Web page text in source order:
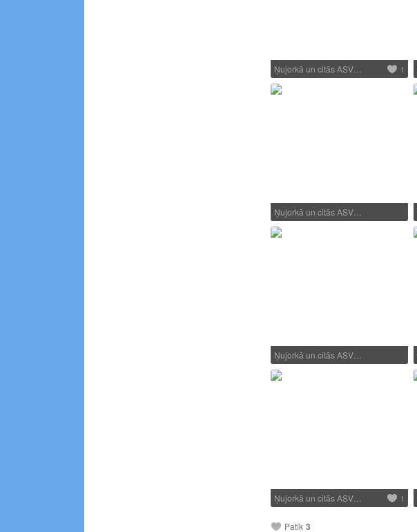
Ņujorkā un citās ASV… 1
Ņujorkā un citās ASV…
Ņujorkā un citās ASV…
Ņujorkā un citās ASV… 1
Patīk 3